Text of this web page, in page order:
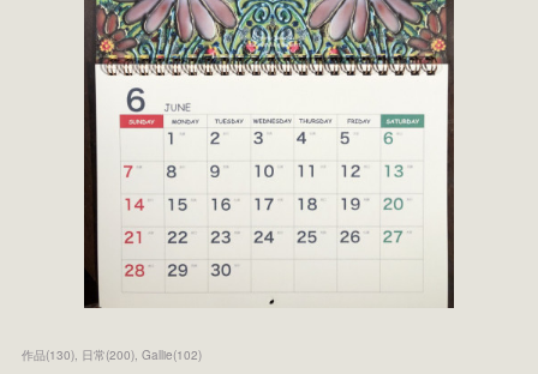
作品(130) 日常(200) Gallie(102)